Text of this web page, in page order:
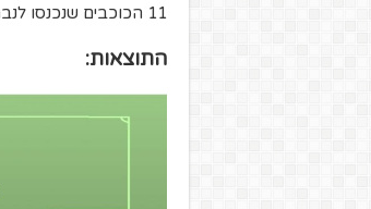
11 הכוכבים שנכנסו לנבחרת יוצגו
התוצאות: